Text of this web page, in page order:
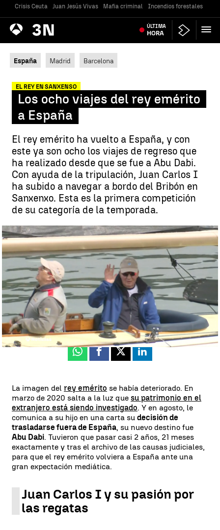
Crisis Ceuta Juan Jesús Vivas Mafia criminal Incendios forestales
Antena
3 Noticias ÚLTIMA
HORA
España Madrid Barcelona
EL REY EN SANXENSO
Los ocho viajes del rey emérito
a España
El rey emérito ha vuelto a España, y con
este ya son ocho los viajes de regreso que
ha realizado desde que se fue a Abu Dabi.
Con ayuda de la tripulación, Juan Carlos I
ha subido a navegar a bordo del Bribón en
Sanxenxo. Esta es la primera competición
de su categoría de la temporada.
Los ocho viajes del rey emérito a España |El rey Juan Carlos sale a
navegar, junto con su hija, la infanta Elena, en el 'Bribón'
Josu Larrea
Publicado:17 de marzo de 2024, 17:54
Whatsapp
Facebook
X Linkedin
La imagen del rey emérito se había deteriorado. En
marzo de 2020 salta a la luz que su patrimonio en el
extranjero está siendo investigado. Y en agosto, le
comunica a su hijo en una carta su decisión de
trasladarse fuera de España, su nuevo destino fue
Abu Dabi. Tuvieron que pasar casi 2 años, 21 meses
exactamente y tras el archivo de las causas judiciales,
para que el rey emérito volviera a España ante una
gran expectación mediática.
Juan Carlos I y su pasión por
las regatas